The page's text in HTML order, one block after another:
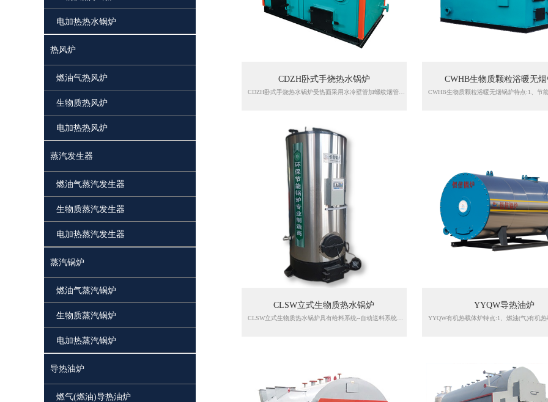
电加热热水锅炉
热风炉
燃油气热风炉
生物质热风炉
电加热热风炉
蒸汽发生器
燃油气蒸汽发生器
生物质蒸汽发生器
电加热蒸汽发生器
蒸汽锅炉
燃油气蒸汽锅炉
生物质蒸汽锅炉
电加热蒸汽锅炉
导热油炉
燃气(燃油)导热油炉
CDZH卧式手烧热水锅炉
CDZH卧式手烧热水锅炉受热面采用水冷壁管加螺纹烟管三回程结构，在炉膛前后拱处设置二、三次配风装置，使生物质成型颗粒实现半气化燃烧，有效的减少了不完全燃烧造成的损失，具有结构合理、受热面积大、热效率高、燃烧充分、无污染、低排放等特点。
CWHB生物质颗粒浴暖无
CLSW立式生物质热水锅炉 YYQW导热油炉